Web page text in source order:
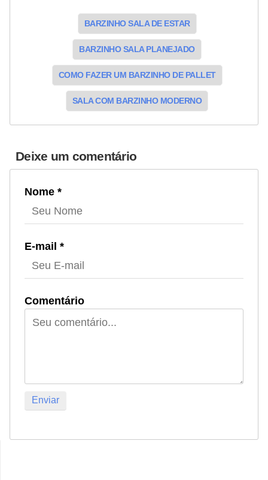
BARZINHO SALA DE ESTAR
BARZINHO SALA PLANEJADO
COMO FAZER UM BARZINHO DE PALLET
SALA COM BARZINHO MODERNO
Deixe um comentário
Nome *
E-mail *
Comentário